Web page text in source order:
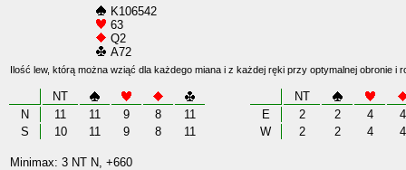
K106542
63
Q2
A72
Ilość lew, którą można wziąć dla każdego miana i z każdej ręki przy optymalnej obronie i
NT
NT
N
11 11 9 8 11 E 2 2 4
4
S
10 11 9 8 11 W 2 2 4 4
Minimax: 3 NT N, +660